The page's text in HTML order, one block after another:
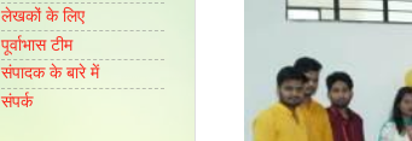
लेखकों के लिए
पूर्वाभास टीम
संपादक के बारे में
संपर्क